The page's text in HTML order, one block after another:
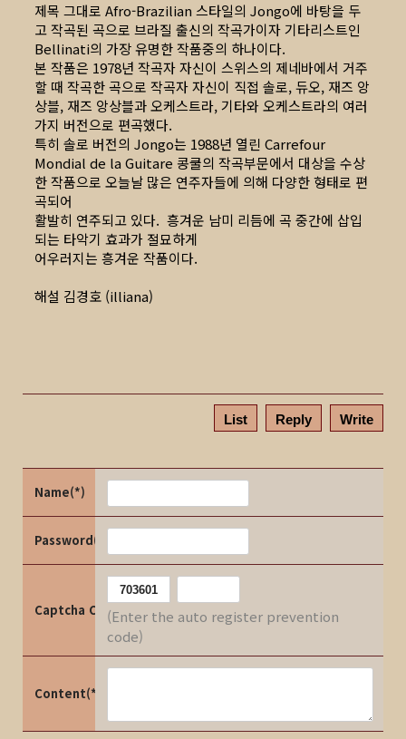
제목 그대로 Afro-Brazilian 스타일의 Jongo에 바탕을 두
고 작곡된 곡으로 브라질 출신의 작곡가이자 기타리스트인
Bellinati의 가장 유명한 작품중의 하나이다.
본 작품은 1978년 작곡자 자신이 스위스의 제네바에서 거주
할 때 작곡한 곡으로 작곡자 자신이 직접 솔로, 듀오, 재즈 앙
상블, 재즈 앙상블과 오케스트라, 기타와 오케스트라의 여러
가지 버전으로 편곡했다.
특히 솔로 버전의 Jongo는 1988년 열린 Carrefour
Mondial de la Guitare 콩쿨의 작곡부문에서 대상을 수상
한 작품으로 오늘날 많은 연주자들에 의해 다양한 형태로 편
곡되어
활발히 연주되고 있다. 흥겨운 남미 리듬에 곡 중간에 삽입
되는 타악기 효과가 절묘하게
어우러지는 흥겨운 작품이다.
해설 김경호 (illiana)
List Reply Write
Name(*)
Password(*)
Captcha Code(Enter the auto register prevention
code)
Content(*)